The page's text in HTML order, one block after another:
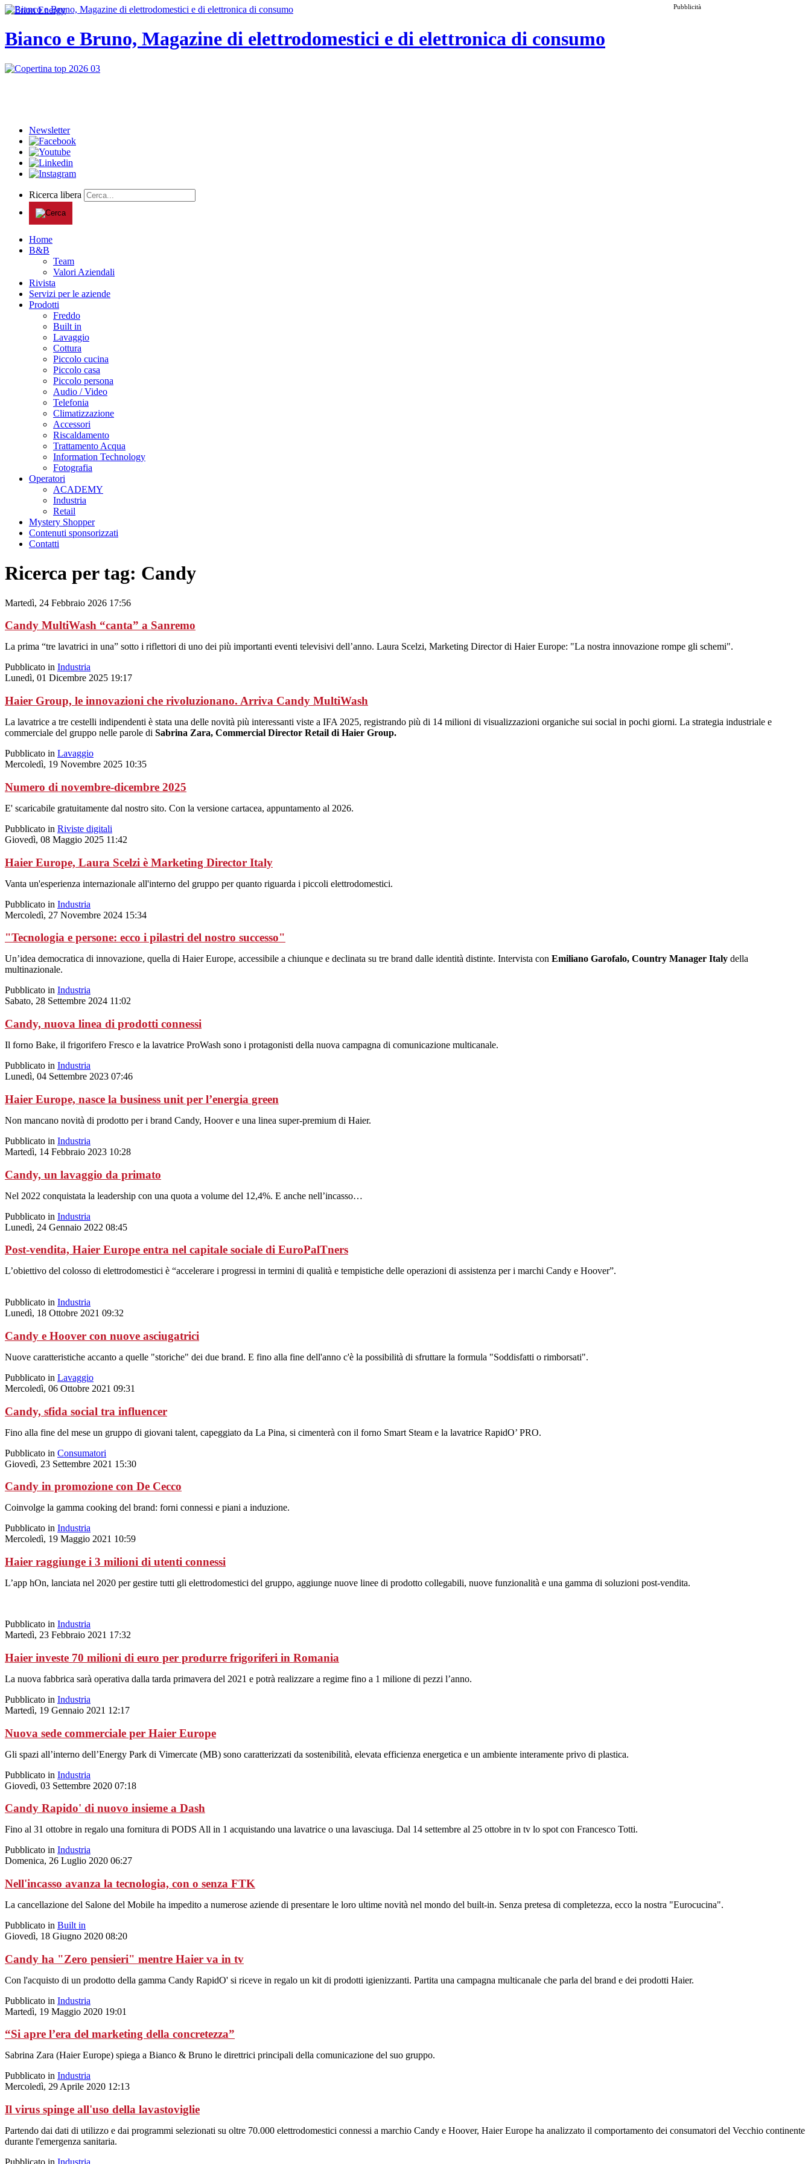
Pubblicità
Bianco e Bruno, Magazine di elettrodomestici e di elettronica di consumo
Newsletter
Ricerca libera
Home
B&B
Team
Valori Aziendali
Rivista
Servizi per le aziende
Prodotti
Freddo
Built in
Lavaggio
Cottura
Piccolo cucina
Piccolo casa
Piccolo persona
Audio / Video
Telefonia
Climatizzazione
Accessori
Riscaldamento
Trattamento Acqua
Information Technology
Fotografia
Operatori
ACADEMY
Industria
Retail
Mystery Shopper
Contenuti sponsorizzati
Contatti
Ricerca per tag: Candy
Martedì, 24 Febbraio 2026 17:56
Candy MultiWash “canta” a Sanremo
La prima “tre lavatrici in una” sotto i riflettori di uno dei più importanti eventi televisivi dell’anno. Laura Scelzi, Marketing Director di Haier Europe: "La nostra innovazione rompe gli schemi".
Pubblicato in Industria
Lunedì, 01 Dicembre 2025 19:17
Haier Group, le innovazioni che rivoluzionano. Arriva Candy MultiWash
La lavatrice a tre cestelli indipendenti è stata una delle novità più interessanti viste a IFA 2025, registrando più di 14 milioni di visualizzazioni organiche sui social in pochi giorni. La strategia industriale e
commerciale del gruppo nelle parole di Sabrina Zara, Commercial Director Retail di Haier Group.
Pubblicato in Lavaggio
Mercoledì, 19 Novembre 2025 10:35
Numero di novembre-dicembre 2025
E' scaricabile gratuitamente dal nostro sito. Con la versione cartacea, appuntamento al 2026.
Pubblicato in Riviste digitali
Giovedì, 08 Maggio 2025 11:42
Haier Europe, Laura Scelzi è Marketing Director Italy
Vanta un'esperienza internazionale all'interno del gruppo per quanto riguarda i piccoli elettrodomestici.
Pubblicato in Industria
Mercoledì, 27 Novembre 2024 15:34
"Tecnologia e persone: ecco i pilastri del nostro successo"
Un’idea democratica di innovazione, quella di Haier Europe, accessibile a chiunque e declinata su tre brand dalle identità distinte. Intervista con Emiliano Garofalo, Country Manager Italy della
multinazionale.
Pubblicato in Industria
Sabato, 28 Settembre 2024 11:02
Candy, nuova linea di prodotti connessi
Il forno Bake, il frigorifero Fresco e la lavatrice ProWash sono i protagonisti della nuova campagna di comunicazione multicanale.
Pubblicato in Industria
Lunedì, 04 Settembre 2023 07:46
Haier Europe, nasce la business unit per l’energia green
Non mancano novità di prodotto per i brand Candy, Hoover e una linea super-premium di Haier.
Pubblicato in Industria
Martedì, 14 Febbraio 2023 10:28
Candy, un lavaggio da primato
Nel 2022 conquistata la leadership con una quota a volume del 12,4%. E anche nell’incasso…
Pubblicato in Industria
Lunedì, 24 Gennaio 2022 08:45
Post-vendita, Haier Europe entra nel capitale sociale di EuroPalTners
L’obiettivo del colosso di elettrodomestici è “accelerare i progressi in termini di qualità e tempistiche delle operazioni di assistenza per i marchi Candy e Hoover”.
Pubblicato in Industria
Lunedì, 18 Ottobre 2021 09:32
Candy e Hoover con nuove asciugatrici
Nuove caratteristiche accanto a quelle "storiche" dei due brand. E fino alla fine dell'anno c'è la possibilità di sfruttare la formula "Soddisfatti o rimborsati".
Pubblicato in Lavaggio
Mercoledì, 06 Ottobre 2021 09:31
Candy, sfida social tra influencer
Fino alla fine del mese un gruppo di giovani talent, capeggiato da La Pina, si cimenterà con il forno Smart Steam e la lavatrice RapidO’ PRO.
Pubblicato in Consumatori
Giovedì, 23 Settembre 2021 15:30
Candy in promozione con De Cecco
Coinvolge la gamma cooking del brand: forni connessi e piani a induzione.
Pubblicato in Industria
Mercoledì, 19 Maggio 2021 10:59
Haier raggiunge i 3 milioni di utenti connessi
L’app hOn, lanciata nel 2020 per gestire tutti gli elettrodomestici del gruppo, aggiunge nuove linee di prodotto collegabili, nuove funzionalità e una gamma di soluzioni post-vendita.
Pubblicato in Industria
Martedì, 23 Febbraio 2021 17:32
Haier investe 70 milioni di euro per produrre frigoriferi in Romania
La nuova fabbrica sarà operativa dalla tarda primavera del 2021 e potrà realizzare a regime fino a 1 milione di pezzi l’anno.
Pubblicato in Industria
Martedì, 19 Gennaio 2021 12:17
Nuova sede commerciale per Haier Europe
Gli spazi all’interno dell’Energy Park di Vimercate (MB) sono caratterizzati da sostenibilità, elevata efficienza energetica e un ambiente interamente privo di plastica.
Pubblicato in Industria
Giovedì, 03 Settembre 2020 07:18
Candy Rapido' di nuovo insieme a Dash
Fino al 31 ottobre in regalo una fornitura di PODS All in 1 acquistando una lavatrice o una lavasciuga. Dal 14 settembre al 25 ottobre in tv lo spot con Francesco Totti.
Pubblicato in Industria
Domenica, 26 Luglio 2020 06:27
Nell'incasso avanza la tecnologia, con o senza FTK
La cancellazione del Salone del Mobile ha impedito a numerose aziende di presentare le loro ultime novità nel mondo del built-in. Senza pretesa di completezza, ecco la nostra "Eurocucina".
Pubblicato in Built in
Giovedì, 18 Giugno 2020 08:20
Candy ha "Zero pensieri" mentre Haier va in tv
Con l'acquisto di un prodotto della gamma Candy RapidO' si riceve in regalo un kit di prodotti igienizzanti. Partita una campagna multicanale che parla del brand e dei prodotti Haier.
Pubblicato in Industria
Martedì, 19 Maggio 2020 19:01
“Si apre l’era del marketing della concretezza”
Sabrina Zara (Haier Europe) spiega a Bianco & Bruno le direttrici principali della comunicazione del suo gruppo.
Pubblicato in Industria
Mercoledì, 29 Aprile 2020 12:13
Il virus spinge all'uso della lavastoviglie
Partendo dai dati di utilizzo e dai programmi selezionati su oltre 70.000 elettrodomestici connessi a marchio Candy e Hoover, Haier Europe ha analizzato il comportamento dei consumatori del Vecchio continente
durante l'emergenza sanitaria.